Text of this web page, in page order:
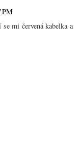
PM
mi červená kabelka a